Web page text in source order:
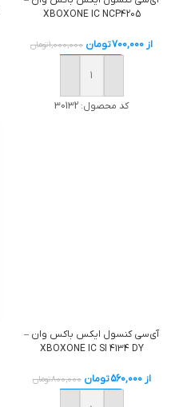
XBOXONE IC NCP4205
از 700,000تومان 1,000,000تومان
خرید
کد محصول: 30132
آی‌سی کنسول ایکس باکس وان –
XBOXONE IC SI 4134 DY
از560,000تومان 800,000تومان